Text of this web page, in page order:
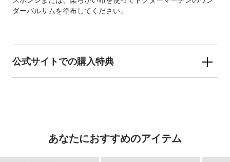
ダーバルサムを塗布してください。
公式サイトでの購入特典
あなたにおすすめのアイテム